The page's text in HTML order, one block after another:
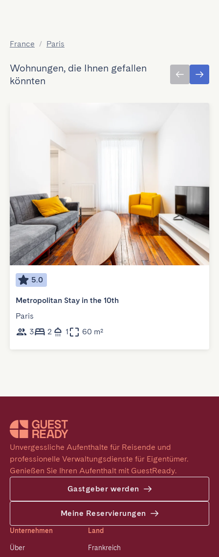
France / Paris
Wohnungen, die Ihnen gefallen
könnten
5.0
Metropolitan Stay in the 10th
Paris
3
2 1 60 m²
Unvergessliche Aufenthalte für Reisende und
professionelle Verwaltungsdienste für Eigentümer.
Genießen Sie Ihren Aufenthalt mit GuestReady.
Gastgeber werden
Meine Reservierungen
Unternehmen
Über
Land
Frankreich